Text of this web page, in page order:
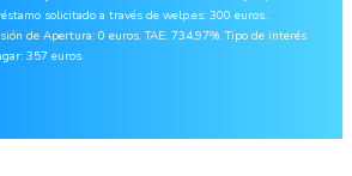
solicitado a través de welp.es: 300 euros.
de Apertura: 0 euros. TAE: 734,97%. Tipo de interés
357 euros.